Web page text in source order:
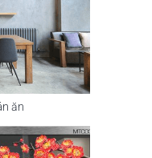
ăn